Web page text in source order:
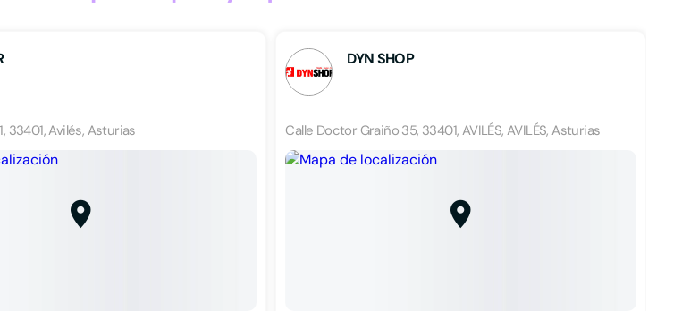
33401, Avilés, Asturias
DYN SHOP
Calle Doctor Graiño 35, 33401, AVILÉS, AVILÉS, Asturias